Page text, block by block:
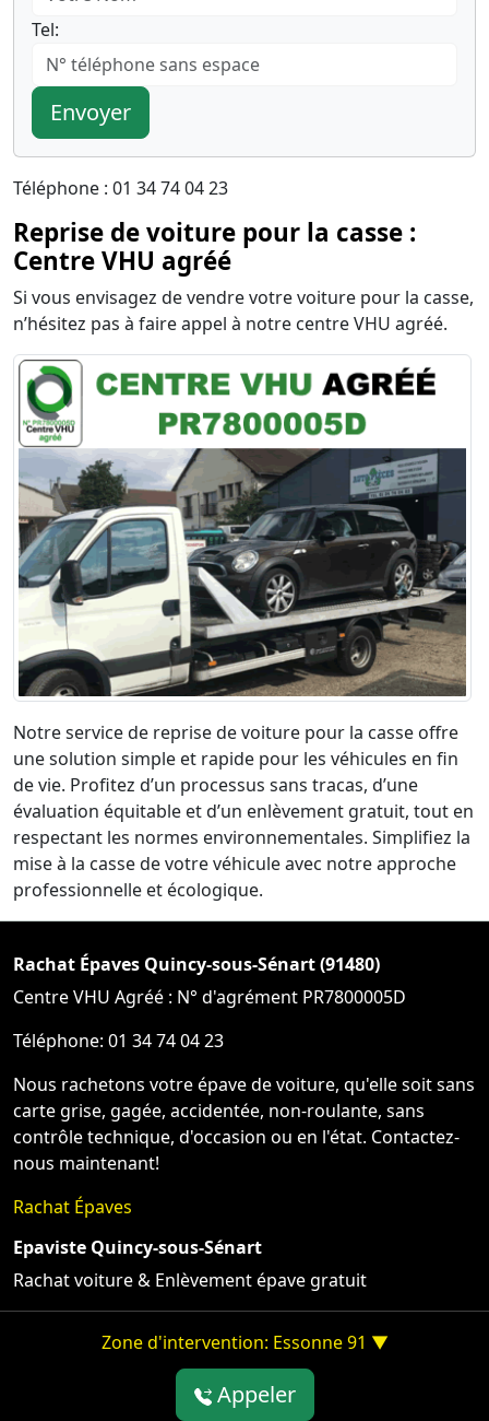
Tel:
Envoyer
Téléphone : 01 34 74 04 23
Reprise de voiture pour la casse :
Centre VHU agréé
Si vous envisagez de vendre votre voiture pour la casse,
n’hésitez pas à faire appel à notre centre VHU agréé.
Notre service de reprise de voiture pour la casse offre
une solution simple et rapide pour les véhicules en fin
de vie. Profitez d’un processus sans tracas, d’une
évaluation équitable et d’un enlèvement gratuit, tout en
respectant les normes environnementales. Simplifiez la
mise à la casse de votre véhicule avec notre approche
professionnelle et écologique.
Rachat Épaves Quincy-sous-Sénart (91480)
Centre VHU Agréé : N° d'agrément PR7800005D
Téléphone: 01 34 74 04 23
Nous rachetons votre épave de voiture, qu'elle soit sans
carte grise, gagée, accidentée, non-roulante, sans
contrôle technique, d'occasion ou en l'état. Contactez-
nous maintenant!
Rachat Épaves
Epaviste Quincy-sous-Sénart
Rachat voiture & Enlèvement épave gratuit
Zone d'intervention: Essonne 91 ▼
Appeler